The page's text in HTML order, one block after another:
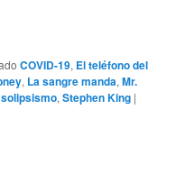
COVID-19, El teléfono del
, La sangre manda,Mr.
solipsismo,Stephen King |